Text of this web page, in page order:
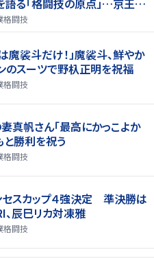
る「格闘技の原点」…京王プ
まで
格闘技
魔裟斗だけ！」魔裟斗、鮮やか
のスーツで野杁正明を祝福
格闘技
真帆さん「最高にかっこよか
と勝利を祝う
格闘技
セスカップ４強決定 準決勝は
辰巳リカ対凍雅
格闘技